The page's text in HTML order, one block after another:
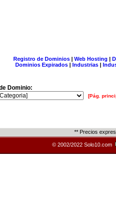
Registro de Dominios| Web Hosting |
Dominios Expirados | Industrias |
Dominio:
[Pág.
** Precios
© 2002/2022 Solo10.com